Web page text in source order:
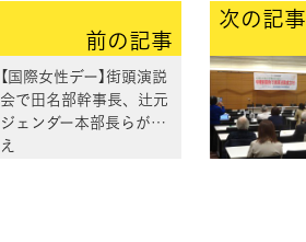
前の記事
【国際女性デー】街頭演説
会で田名部幹事長、辻元
ジェンダー本部長らが訴
え
次の記事